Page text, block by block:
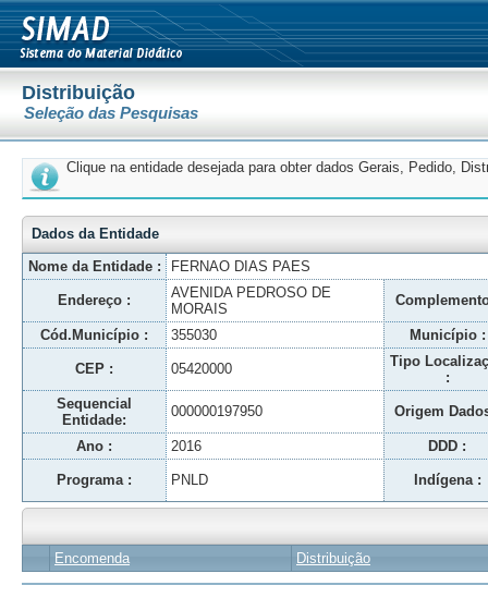
Distribuição
Seleção das Pesquisas
Clique na entidade desejada para obter dados Gerais, Pedido,
Dados da Entidade
Nome da Entidade :
FERNAO DIAS PAES
Endereço :
AVENIDA PEDROSO DE
MORAIS
Cód.Município : 355030 Município :
CEP : 05420000
Tipo
:
Sequencial
Entidade:
000000197950 Origem
Ano : 2016 DDD :
Programa : PNLD Indígena :
Encomenda Distribuição